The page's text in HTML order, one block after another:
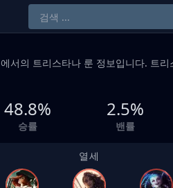
에서의 트리스타나 룬 정보입니다. 트
48.8%
승률
2.5%
밴률
열세